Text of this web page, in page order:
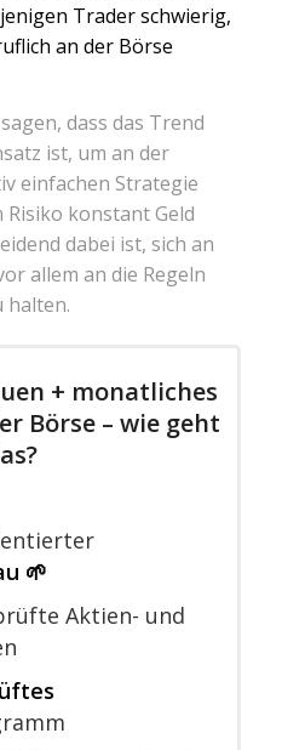
Trader schwierig,
an der Börse
dass das Trend
ist, um an der
einfachen Strategie
konstant Geld
dabei ist, sich an
allem an die Regeln
halten.
+ monatliches
Börse – wie geht
🌱
Aktien- und